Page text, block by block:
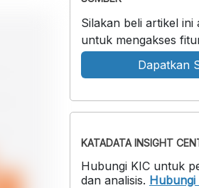
Silakan beli artikel
untuk mengakses
Dapatkan
KATADATA INSIGHT
Hubungi KIC untuk
dan analisis. Hubungi